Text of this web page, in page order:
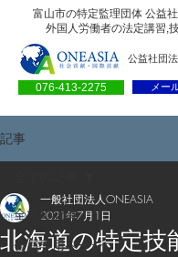
富山市の特定監理団体 公益
外国人労働者の法定講習,
076-413-2275
公益社団
メー
記事
全ての記事
会員専用ページ
北海道の特定技
一般社団法人ONEASIA
2021年7月1日